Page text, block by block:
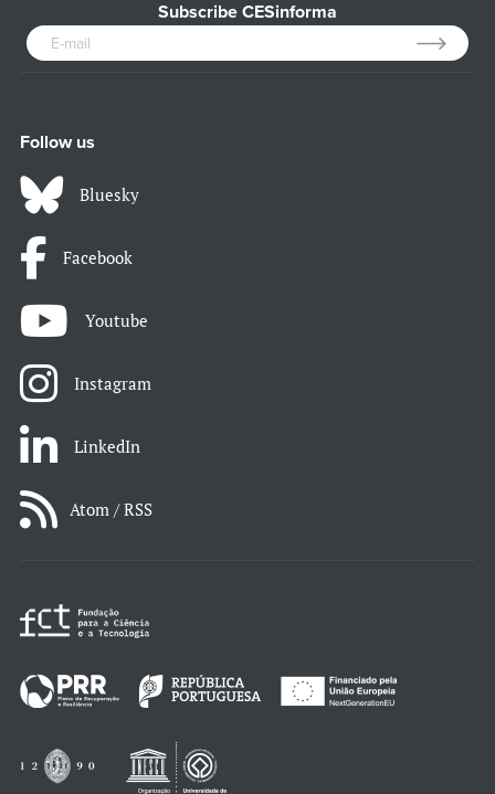
Subscribe CESinforma
Follow us
Bluesky
Facebook
Youtube
Instagram
LinkedIn
Atom / RSS